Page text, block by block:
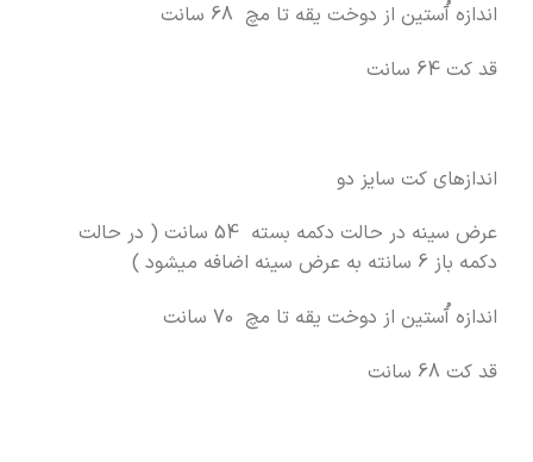
اندازه آُستین از دوخت یقه تا مچ 68 سانت
قد کت 64 سانت
اندازهای کت سایز دو
عرض سینه در حالت دکمه بسته 54 سانت ( در حالت
دکمه باز 6 سانته به عرض سینه اضافه میشود )
اندازه آُستین از دوخت یقه تا مچ 70 سانت
قد کت 68 سانت